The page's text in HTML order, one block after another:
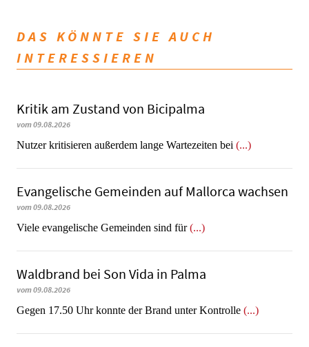
DAS KÖNNTE SIE AUCH
INTERESSIEREN
Kritik am Zustand von Bicipalma
vom 09.08.2026
Nutzer kritisieren außerdem lange Wartezeiten bei (...)
Evangelische Gemeinden auf Mallorca wachsen
vom 09.08.2026
Viele evangelische Gemeinden sind für(...)
Waldbrand bei Son Vida in Palma
vom 09.08.2026
Gegen 17.50 Uhr konnte der Brand unter Kontrolle (...)